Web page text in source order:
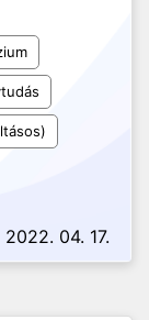
2022. 04. 17.